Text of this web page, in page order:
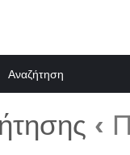
Αναζήτηση
‹